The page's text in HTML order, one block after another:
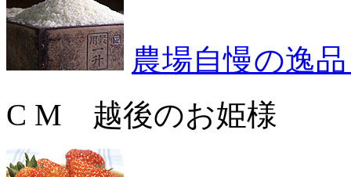
農場自慢の逸
C M 越後のお姫様